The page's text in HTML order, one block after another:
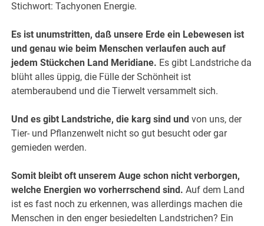
Stichwort: Tachyonen Energie.
Es ist unumstritten, daß unsere Erde ein Lebewesen ist
und genau wie beim Menschen verlaufen auch auf
jedem Stückchen Land Meridiane. Es gibt Landstriche da
blüht alles üppig, die Fülle der Schönheit ist
atemberaubend und die Tierwelt versammelt sich.
Und es gibt Landstriche, die karg sind und von uns, der
Tier- und Pflanzenwelt nicht so gut besucht oder gar
gemieden werden.
Somit bleibt oft unserem Auge schon nicht verborgen,
welche Energien wo vorherrschend sind. Auf dem Land
ist es fast noch zu erkennen, was allerdings machen die
Menschen in den enger besiedelten Landstrichen? Ein